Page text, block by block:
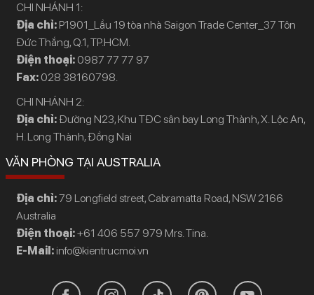
CHI NHÁNH 1:
Địa chỉ: P1901_Lầu 19 tòa nhà Saigon Trade Center_37 Tôn
Đức Thắng, Q.1, TP.HCM.
Điện thoại: 0987 77 77 97
Fax: 028 38160798.
CHI NHÁNH 2:
Địa chỉ:Đường N23, Khu TĐC sân bay Long Thành, X. Lộc An,
H. Long Thành, Đồng Nai
VĂN PHÒNG TẠI AUSTRALIA
Địa chỉ:79 Longfield street, Cabramatta Road, NSW 2166
Australia
Điện thoại:+61 406 557 979 Mrs. Tina.
E-Mail: info@kientrucmoi.vn